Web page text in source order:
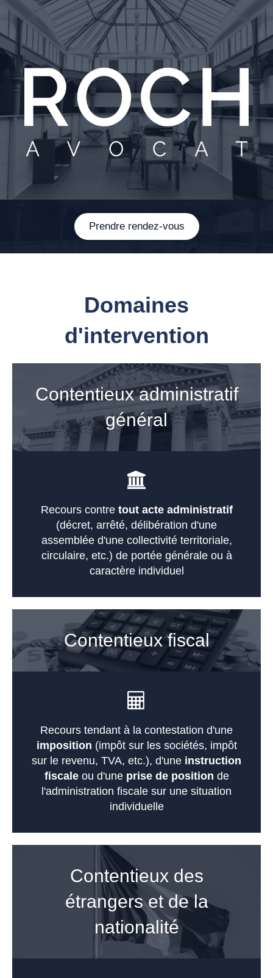
Prendre rendez-vous
Domaines
d'intervention
Contentieux administratif
général
Recours contre tout acte administratif
(décret, arrêté, délibération d'une
assemblée d'une collectivité territoriale,
circulaire, etc.) de portée générale ou à
caractère individuel
Contentieux fiscal
Recours tendant à la contestation d'une
imposition (impôt sur les sociétés, impôt
sur le revenu, TVA, etc.), d'une instruction
fiscaleou d'une prise de position de
l'administration fiscale sur une situation
individuelle
Contentieux des
étrangers et de la
nationalité